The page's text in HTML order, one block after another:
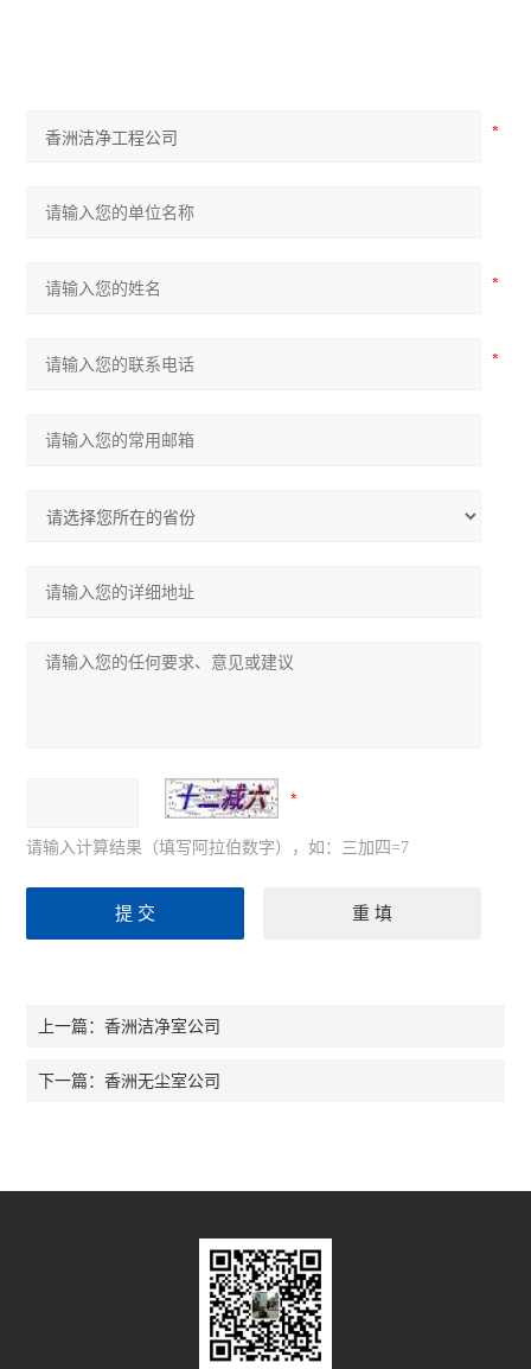
请输入计算结果（填写阿拉伯数字），如：三加四=7
上一篇：香洲洁净室公司
下一篇：香洲无尘室公司